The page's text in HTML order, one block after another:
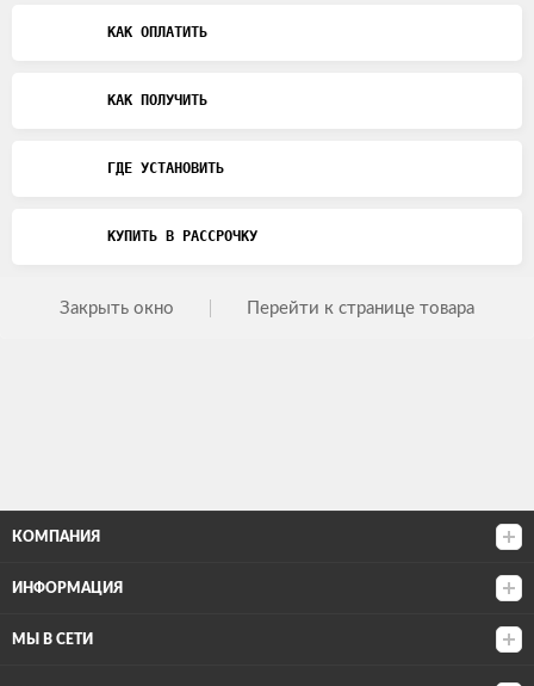
КАК ОПЛАТИТЬ
КАК ПОЛУЧИТЬ
ГДЕ УСТАНОВИТЬ
КУПИТЬ В РАССРОЧКУ
Закрыть окно Перейти к странице товара
КОМПАНИЯ
ИНФОРМАЦИЯ
МЫ В СЕТИ